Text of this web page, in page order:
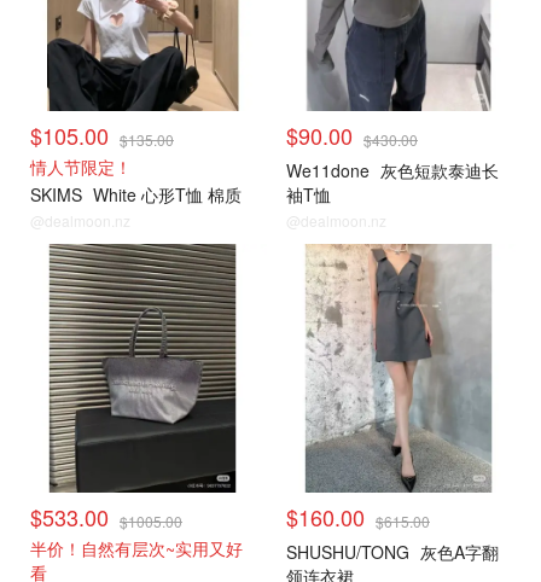
$105.00 $135.00
情人节限定！
SKIMS White 心形T恤 棉质
@dealmoon.nz
$90.00 $430.00
We11done 灰色短款泰迪长
袖T恤
@dealmoon.nz
小编推荐
$533.00 $1005.00
半价！自然有层次~实用又好
看
小编推荐
$160.00 $615.00
SHUSHU/TONG 灰色A字翻
领连衣裙